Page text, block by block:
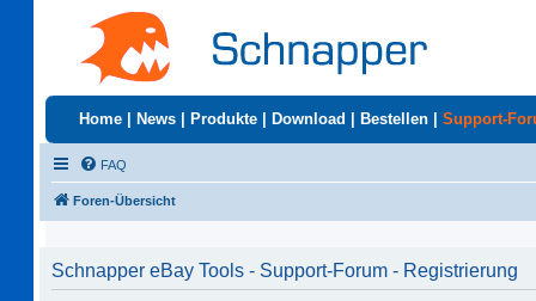
Home News Produkte Download Bestellen Support-
FAQ
Foren-Übersicht
Schnapper eBay Tools - Support-Forum - Registrierung